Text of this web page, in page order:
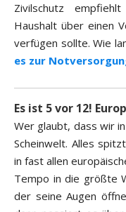
Zivilschutz
Haushalt über einen
verfügen sollte. Wie
es zur
Es ist 5 vor 12!
Wer glaubt, dass wir
Scheinwelt. Alles
in fast allen
Tempo in die größte
der seine Augen